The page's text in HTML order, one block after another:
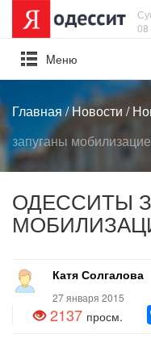
08
Mеню
Главная/Новости /
запуганы
ОДЕССИТЫ
Катя Солгалова
27 января 2015
2137 просм.